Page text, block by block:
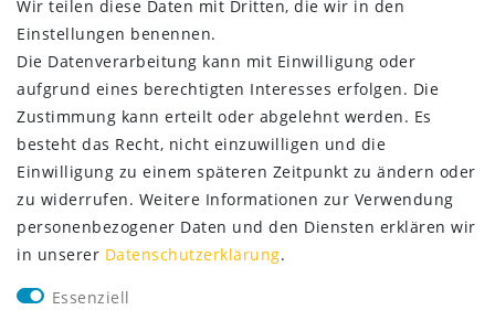
SERVICE
Lieferung nur 2,95 €
Wir teilen diese Daten mit Dritten, die wir in den
Einstellungen benennen.
Die Datenverarbeitung kann mit Einwilligung oder
aufgrund eines berechtigten Interesses erfolgen. Die
Zustimmung kann erteilt oder abgelehnt werden. Es
besteht das Recht, nicht einzuwilligen und die
Einwilligung zu einem späteren Zeitpunkt zu ändern oder
zu widerrufen. Weitere Informationen zur Verwendung
personenbezogener Daten und den Diensten erklären wir
in unserer Daten­schutz­erklärung.
Essenziell